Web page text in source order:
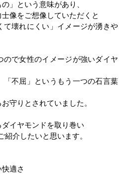
」という意味があり、
像をご想像していただくと
て壊れにくい」イメージが湧きや
ので女性のイメージが強いダイヤ
「不屈」というもう一つの石言葉
守りとされていました。
イヤモンドを取り巻い
紹介したいと思います。
適さ